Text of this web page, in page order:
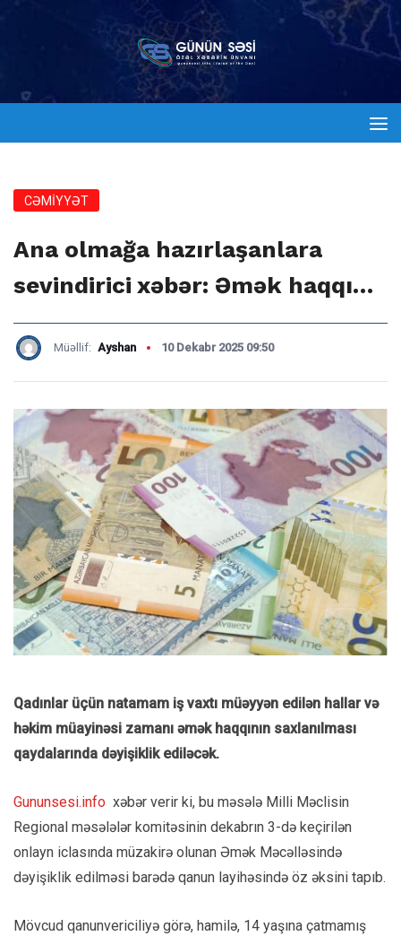
CƏMİYYƏT
Ana olmağa hazırlaşanlara
sevindirici xəbər: Əmək haqqı…
Müəllif: Ayshan 10 Dekabr 2025 09:50
Qadınlar üçün natamam iş vaxtı müəyyən edilən hallar və
həkim müayinəsi zamanı əmək haqqının saxlanılması
qaydalarında dəyişiklik ediləcək.
Gununsesi.info xəbər verir ki, bu məsələ Milli Məclisin
Regional məsələlər komitəsinin dekabrın 3-də keçirilən
onlayn iclasında müzakirə olunan Əmək Məcəlləsində
dəyişiklik edilməsi barədə qanun layihəsində öz əksini tapıb.
Mövcud qanunvericiliyə görə, hamilə, 14 yaşına çatmamış